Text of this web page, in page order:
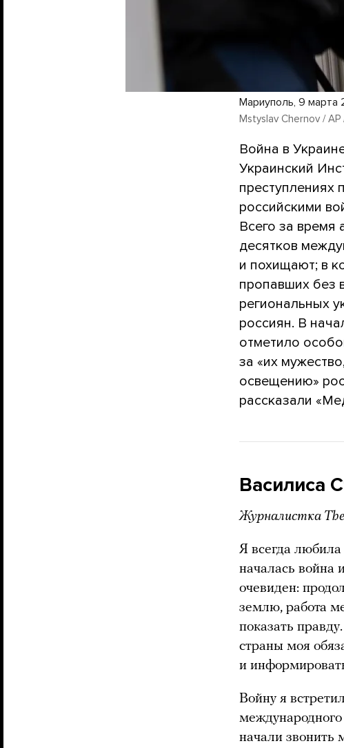
Мариуполь, 9 марта
Mstyslav Chernov / AP
Война в
Украинский
преступлениях
российскими
Всего за время
десятков
и похищают; в
пропавших без
региональных
россиян. В
отметило
за «их
освещению»
рассказали
Василиса
Журналистка The
Я всегда
началась война
очевиден:
землю, работа
показать
страны моя
и
Войну я
начали звонить